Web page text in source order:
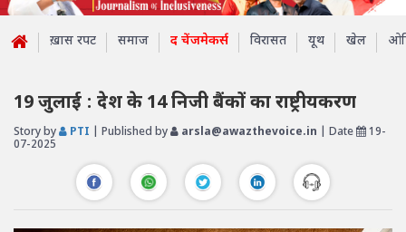
ख़ास रपट समाज द चेंजमेकर्स विरासत यूथ खेल
19 जुलाई : देश के 14 निजी बैंकों का राष्ट्रीयकरण
Story by PTI | Published by arsla@awazthevoice.in | Date
19-
07-2025